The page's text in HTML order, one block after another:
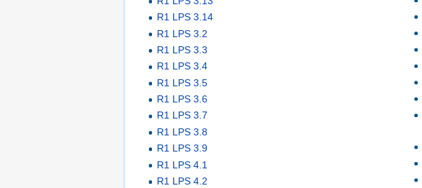
R1 LPS 3.14
R1 LPS 3.2
R1 LPS 3.3
R1 LPS 3.4
R1 LPS 3.5
R1 LPS 3.6
R1 LPS 3.7
R1 LPS 3.8
R1 LPS 3.9
R1 LPS 4.1
R1 LPS 4.2